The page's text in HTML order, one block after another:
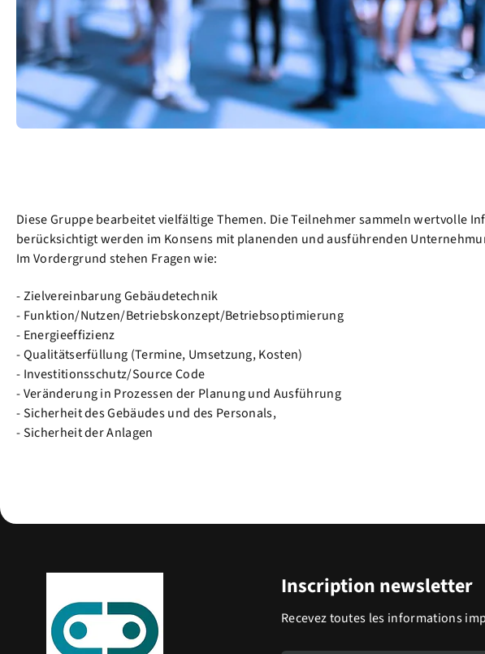
Diese Gruppe bearbeitet vielfältige Themen. Die Teilnehmer sammeln wertvolle
berücksichtigt werden im Konsens mit planenden und ausführenden
Im Vordergrund stehen Fragen wie:
- Zielvereinbarung Gebäudetechnik
- Funktion/Nutzen/Betriebskonzept/Betriebsoptimierung
- Energieeffizienz
- Qualitätserfüllung (Termine, Umsetzung, Kosten)
- Investitionsschutz/Source Code
- Veränderung in Prozessen der Planung und Ausführung
- Sicherheit des Gebäudes und des Personals,
- Sicherheit der Anlagen
Inscription newsletter
Recevez toutes les informations